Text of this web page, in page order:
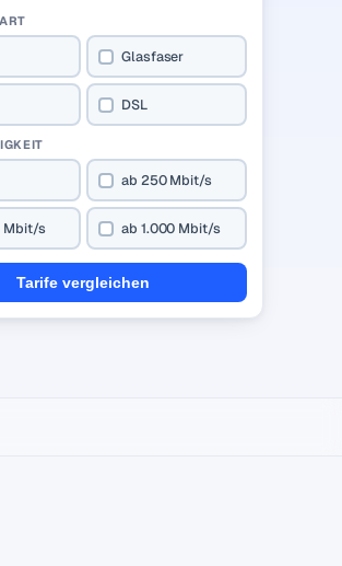
Glasfaser
DSL
ab 250 Mbit/s
Mbit/s ab 1.000 Mbit/s
Tarife vergleichen